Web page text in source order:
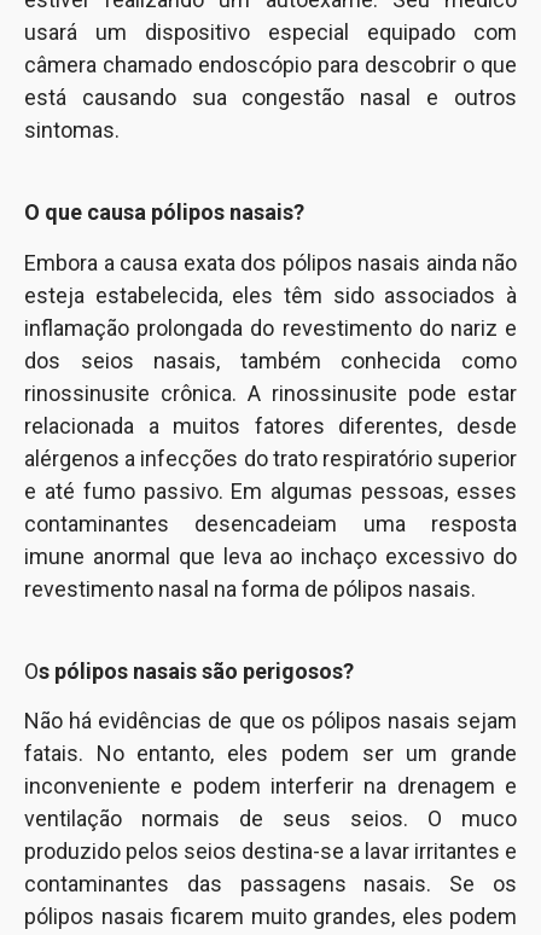
usará um dispositivo especial equipado com
câmera chamado endoscópio para descobrir o que
está causando sua congestão nasal e outros
sintomas.
O que causa pólipos nasais?
Embora a causa exata dos pólipos nasais ainda não
esteja estabelecida, eles têm sido associados à
inflamação prolongada do revestimento do nariz e
dos seios nasais, também conhecida como
rinossinusite crônica. A rinossinusite pode estar
relacionada a muitos fatores diferentes, desde
alérgenos a infecções do trato respiratório superior
e até fumo passivo. Em algumas pessoas, esses
contaminantes desencadeiam uma resposta
imune anormal que leva ao inchaço excessivo do
revestimento nasal na forma de pólipos nasais.
Os pólipos nasais são perigosos?
Não há evidências de que os pólipos nasais sejam
fatais. No entanto, eles podem ser um grande
inconveniente e podem interferir na drenagem e
ventilação normais de seus seios. O muco
produzido pelos seios destina-se a lavar irritantes e
contaminantes das passagens nasais. Se os
pólipos nasais ficarem muito grandes, eles podem